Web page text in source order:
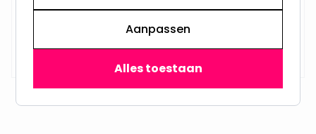
Maandag verzonden
29,95
Aanpassen
Alles toestaan